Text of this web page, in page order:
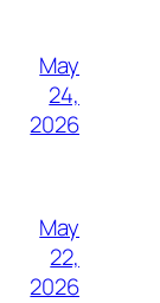
May
24,
2026
May
22,
2026